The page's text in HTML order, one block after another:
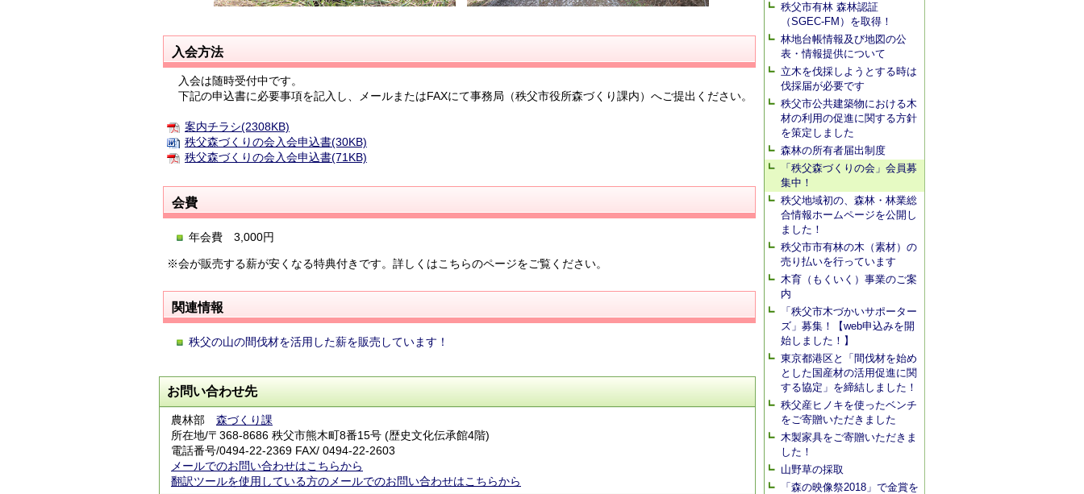
入会方法
入会は随時受付中です。
下記の申込書に必要事項を記入し、メールまたはFAXにて事務局（秩父市役所森づくり課内）へご提出ください。
案内チラシ(2308KB)
秩父森づくりの会入会申込書(30KB)
秩父森づくりの会入会申込書(71KB)
会費
年会費 3,000円
※会が販売する薪が安くなる特典付きです。詳しくはこちらのページをご覧ください。
関連情報
秩父の山の間伐材を活用した薪を販売しています！
お問い合わせ先
農林部 森づくり課
所在地/〒368-8686 秩父市熊木町8番15号 (歴史文化伝承館4階)
電話番号/0494-22-2369 FAX/ 0494-22-2603
メールでのお問い合わせはこちらから
翻訳ツールを使用している方のメールでのお問い合わせはこちらから
秩父市有林 森林認証
（SGEC-FM）を取得！
林地台帳情報及び地図の公
表・情報提供について
立木を伐採しようとする時は
伐採届が必要です
秩父市公共建築物における木
材の利用の促進に関する方針
を策定しました
森林の所有者届出制度
「秩父森づくりの会」会員募
集中！
秩父地域初の、森林・林業総
合情報ホームページを公開し
ました！
秩父市市有林の木（素材）の
売り払いを行っています
木育（もくいく）事業のご案
内
「秩父市木づかいサポーター
ズ」募集！【web申込みを開
始しました！】
東京都港区と「間伐材を始め
とした国産材の活用促進に関
する協定」を締結しました！
秩父産ヒノキを使ったベンチ
をご寄贈いただきました
木製家具をご寄贈いただきま
した！
山野草の採取
「森の映像祭2018」で金賞を